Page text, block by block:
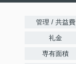
管理 / 共益費
礼金
専有面積